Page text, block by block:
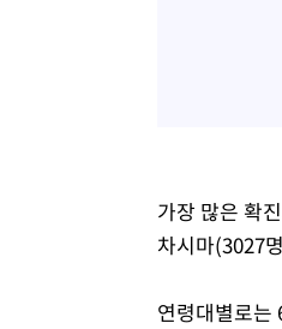
가장 많은 확
차시마(3027
연령대별로는